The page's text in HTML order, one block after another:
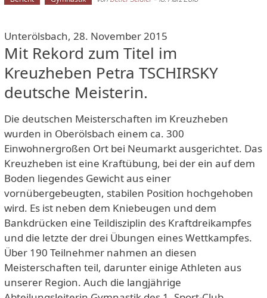
Unterölsbach, 28. November 2015
Mit Rekord zum Titel im
Kreuzheben Petra TSCHIRSKY
deutsche Meisterin.
Die deutschen Meisterschaften im Kreuzheben
wurden in Oberölsbach einem ca. 300
Einwohnergroßen Ort bei Neumarkt ausgerichtet. Das
Kreuzheben ist eine Kraftübung, bei der ein auf dem
Boden liegendes Gewicht aus einer
vornübergebeugten, stabilen Position hochgehoben
wird. Es ist neben dem Kniebeugen und dem
Bankdrücken eine Teildisziplin des Kraftdreikampfes
und die letzte der drei Übungen eines Wettkampfes.
Über 190 Teilnehmer nahmen an diesen
Meisterschaften teil, darunter einige Athleten aus
unserer Region. Auch die langjährige